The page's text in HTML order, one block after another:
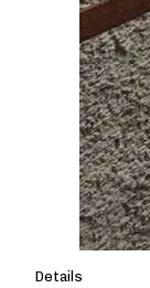
Details